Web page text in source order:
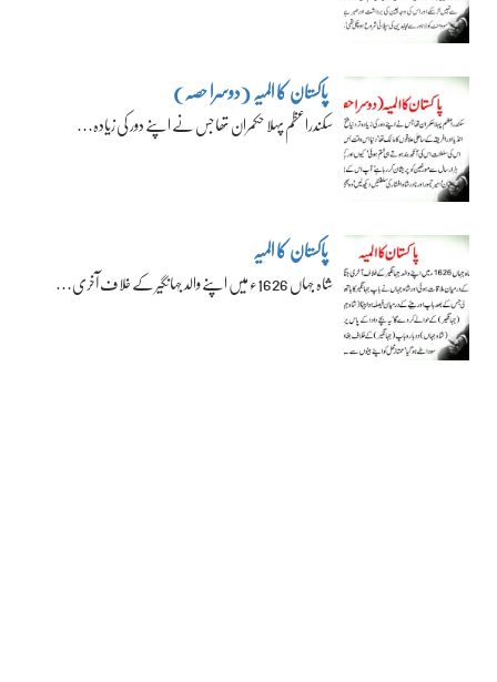
پاکستان کا المیہ (دوسرا حصہ)
سکندراعظم پہلا حکمران تھا جس نے اپنے دور کی زیادہ…
پاکستان کا المیہ
شاہ جہاں 1626ء میں اپنے والد جہانگیر کے خلاف آخری…